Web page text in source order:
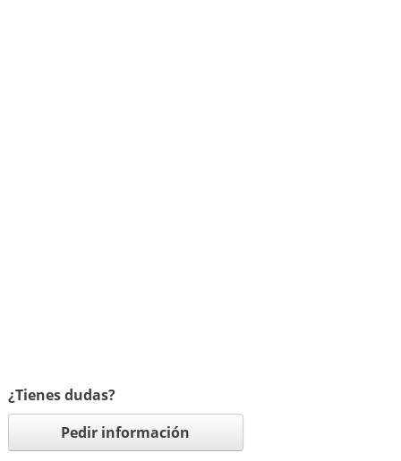
¿Tienes dudas?
Pedir información